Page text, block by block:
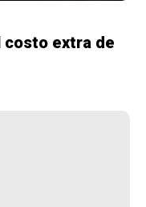
costo extra de